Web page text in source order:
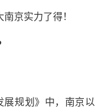
京实力了得！
规划》中，南京以